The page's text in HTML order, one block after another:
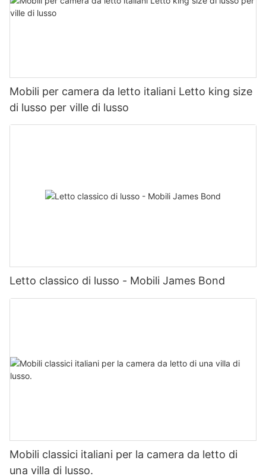
Mobili per camera da letto italiani Letto king size
di lusso per ville di lusso
Letto classico di lusso - Mobili James Bond
Mobili classici italiani per la camera da letto di
una villa di lusso.